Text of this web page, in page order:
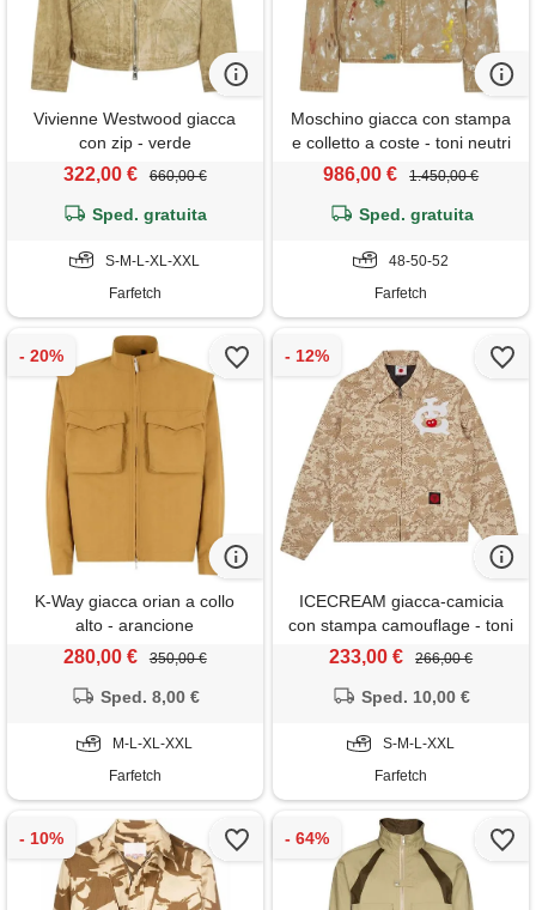
Vivienne Westwood giacca
con zip - verde
322,00 € 660,00 €
Sped. gratuita
S-M-L-XL-XXL
Farfetch
Moschino giacca con stampa
e colletto a coste - toni neutri
986,00 € 1.450,00 €
Sped. gratuita
48-50-52
Farfetch
K-Way giacca orian a collo
alto - arancione
280,00 € 350,00 €
Sped. 8,00 €
M-L-XL-XXL
Farfetch
ICECREAM giacca-camicia
con stampa camouflage - toni
neutri
233,00 € 266,00 €
Sped. 10,00 €
S-M-L-XXL
Farfetch